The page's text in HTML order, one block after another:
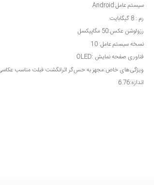
سیستم عامل:Android
رم : 8 گیگابایت
رزولوشن عکس:50 مگاپیکسل
نسخه سیستم عامل: 10
فناوری صفحه نمایش :OLED
ویژگی‌های خاص:مجهز به حس‌گر اثرانگشت فبلت مناسب
اندازه:6.76